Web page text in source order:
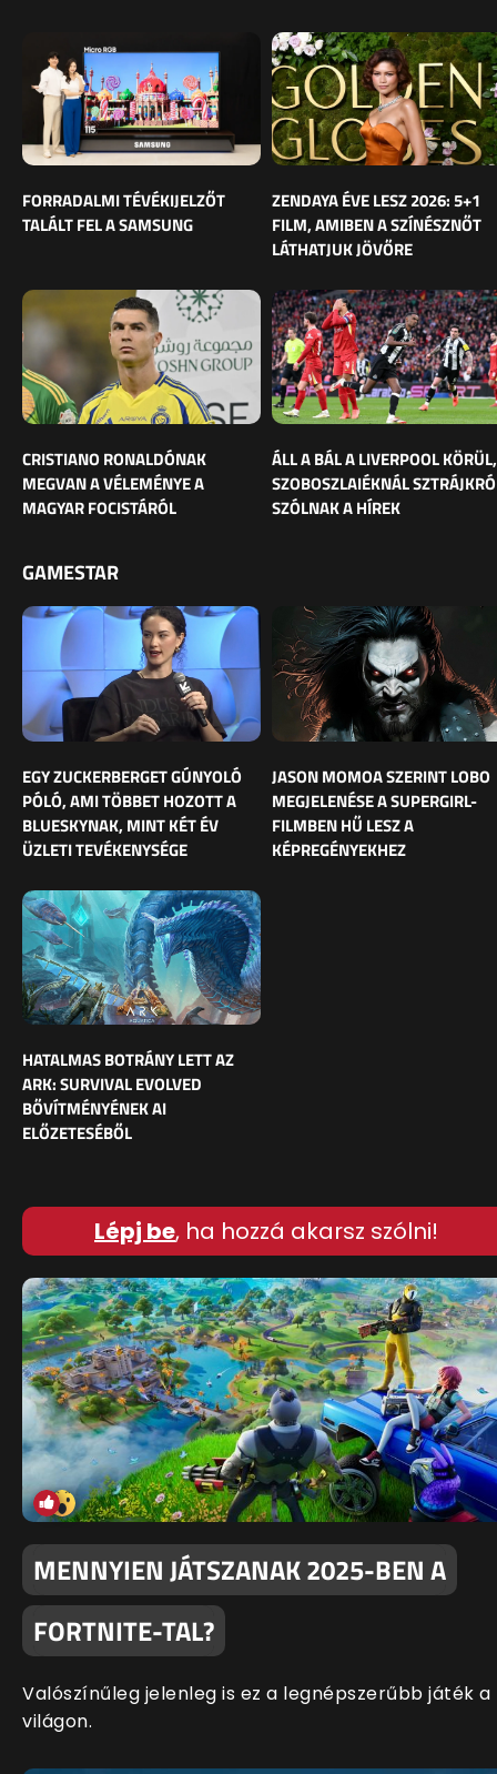
FORRADALMI TÉVÉKIJELZŐT
TALÁLT FEL A SAMSUNG
ZENDAYA ÉVE LESZ 2026: 5+1
FILM, AMIBEN A SZÍNÉSZNŐT
LÁTHATJUK JÖVŐRE
CRISTIANO RONALDÓNAK
MEGVAN A VÉLEMÉNYE A
MAGYAR FOCISTÁRÓL
ÁLL A BÁL A LIVERPOOL KÖRÜL,
SZOBOSZLAIÉKNÁL
SZÓLNAK A HÍREK
GAMESTAR
EGY ZUCKERBERGET GÚNYOLÓ
PÓLÓ, AMI TÖBBET HOZOTT A
BLUESKYNAK, MINT KÉT ÉV
ÜZLETI TEVÉKENYSÉGE
JASON MOMOA SZERINT LOBO
MEGJELENÉSE A SUPERGIRL-
FILMBEN HŰ LESZ A
KÉPREGÉNYEKHEZ
HATALMAS BOTRÁNY LETT AZ
ARK: SURVIVAL EVOLVED
BŐVÍTMÉNYÉNEK AI
ELŐZETESÉBŐL
Lépj be, ha hozzá akarsz szólni!
MENNYIEN JÁTSZANAK 2025-BEN A
FORTNITE-TAL?
Valószínűleg jelenleg is ez a legnépszerűbb játék a
világon.